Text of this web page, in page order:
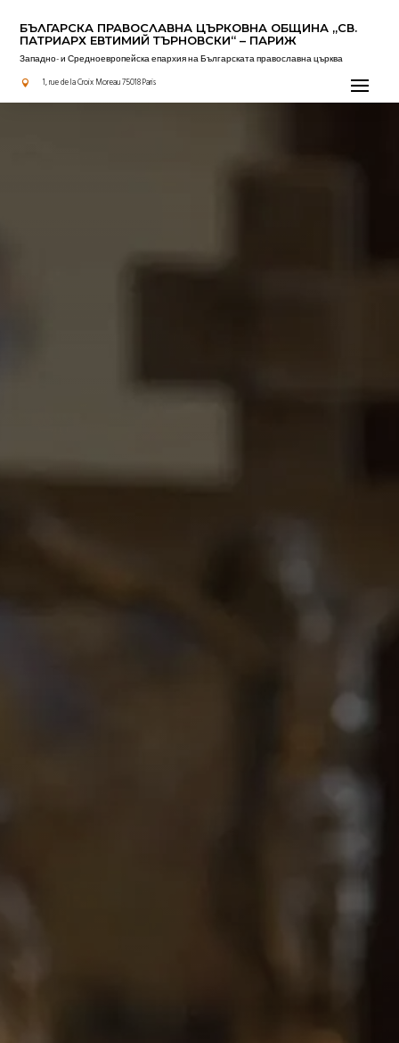
БЪЛГАРСКА ПРАВОСЛАВНА ЦЪРКОВНА OБЩИНА „СВ.
ПАТРИАРХ ЕВТИМИЙ ТЪРНОВСКИ“ – ПАРИЖ
Западно- и Средноевропейска епархия на Българската православна църква
 1, rue de la Croix Moreau 75018 Paris
Актуално